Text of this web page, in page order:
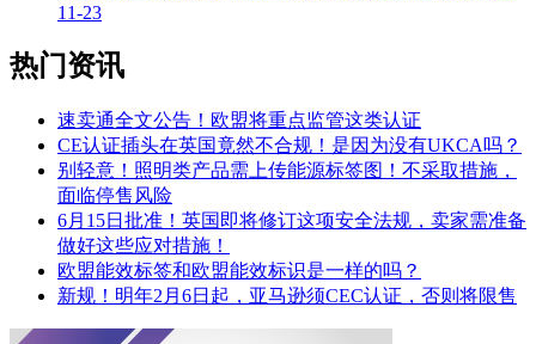
11-23
热门资讯
速卖通全文公告！欧盟将重点监管这类认证
CE认证插头在英国竟然不合规！是因为没有UKCA吗？
别轻意！照明类产品需上传能源标签图！不采取措施，
面临停售风险
6月15日批准！英国即将修订这项安全法规，卖家需准备
做好这些应对措施！
欧盟能效标签和欧盟能效标识是一样的吗？
新规！明年2月6日起，亚马逊须CEC认证，否则将限售